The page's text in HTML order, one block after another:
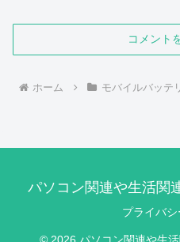
コメント
ホーム モバイルバッテ
パソコン関連や生活関
プライバ
© 2026 パソコン関連や生